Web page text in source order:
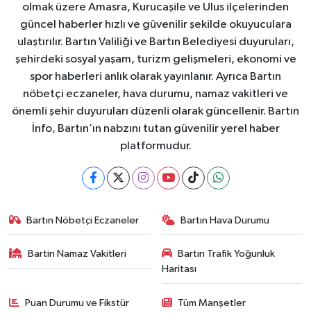
olmak üzere Amasra, Kurucaşile ve Ulus ilçelerinden
güncel haberler hızlı ve güvenilir şekilde okuyuculara
ulaştırılır. Bartın Valiliği ve Bartın Belediyesi duyuruları,
şehirdeki sosyal yaşam, turizm gelişmeleri, ekonomi ve
spor haberleri anlık olarak yayınlanır. Ayrıca Bartın
nöbetçi eczaneler, hava durumu, namaz vakitleri ve
önemli şehir duyuruları düzenli olarak güncellenir. Bartın
İnfo, Bartın’ın nabzını tutan güvenilir yerel haber
platformudur.
Bartın Nöbetçi Eczaneler Bartın Hava Durumu
Bartin Namaz Vakitleri
Bartın Trafik Yoğunluk
Haritası
Puan Durumu ve Fikstür Tüm Manşetler